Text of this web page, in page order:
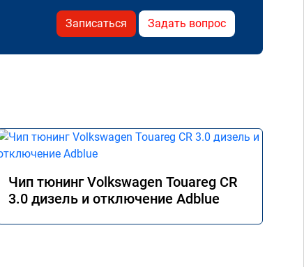
Записаться Задать вопрос
Чип тюнинг Volkswagen Touareg CR
3.0 дизель и отключение Adblue